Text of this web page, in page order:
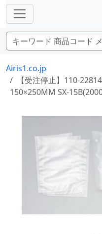
Airis1.co.jp
【受注停止】110-
150×250MM SX-